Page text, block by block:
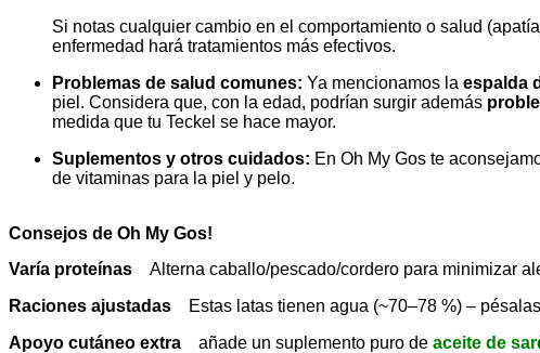
Si notas cualquier cambio en el comportamiento o salud
enfermedad hará tratamientos más efectivos.
Problemas de salud comunes: Ya mencionamos la espalda
piel. Considera que, con la edad, podrían surgir además
medida que tu Teckel se hace mayor.
Suplementos y otros cuidados: En Oh My Gos te
de vitaminas para la piel y pelo.
Consejos de Oh My Gos!
Varía proteínas Alterna caballo/pescado/cordero para minimizar
Raciones ajustadas
Estas latas tienen agua (~70–78 %) –
Apoyo cutáneo extra añade un suplemento puro de aceite de